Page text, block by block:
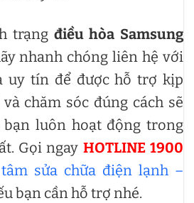
trạngđiều hòa Samsung
nhanh chóng liên hệ với
uy tín để được hỗ trợ kịp
chăm sóc đúng cách sẽ
luôn hoạt động trong
Gọi ngay HOTLINE 1900
sửa chữa điện lạnh –
bạn cần hỗ trợ nhé.